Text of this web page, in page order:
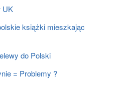
UK
książki mieszkając
do Polski
= Problemy ?